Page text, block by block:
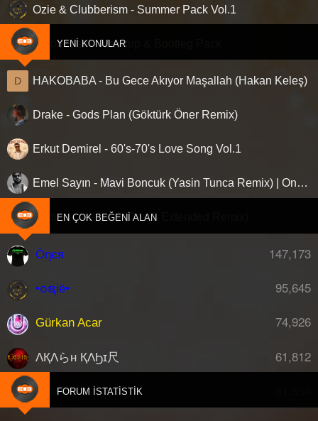
Ozie & Clubberism - Summer Pack Vol.1
Clubberism - Mashup & Bootleg Pack
YENI KONULAR
D HAKOBABA - Bu Gece Akıyor Maşallah (Hakan Keleş)
Drake - Gods Plan (Göktürk Öner Remix)
Erkut Demirel - 60's-70's Love Song Vol.1
Emel Sayın - Mavi Boncuk (Yasin Tunca Remix) | Onda, bunda, şundadır
Hadise - Ara Beni (Cnr-G Extended Remix)
EN ÇOK BEĞENI ALAN
147,173
Öηєя
95,645
•໐ຊiē•
74,926
Gürkan Acar
61,812
ΛҚΛらн ҚΛϦɪ尺
djberkFORUM İSTATISTIK